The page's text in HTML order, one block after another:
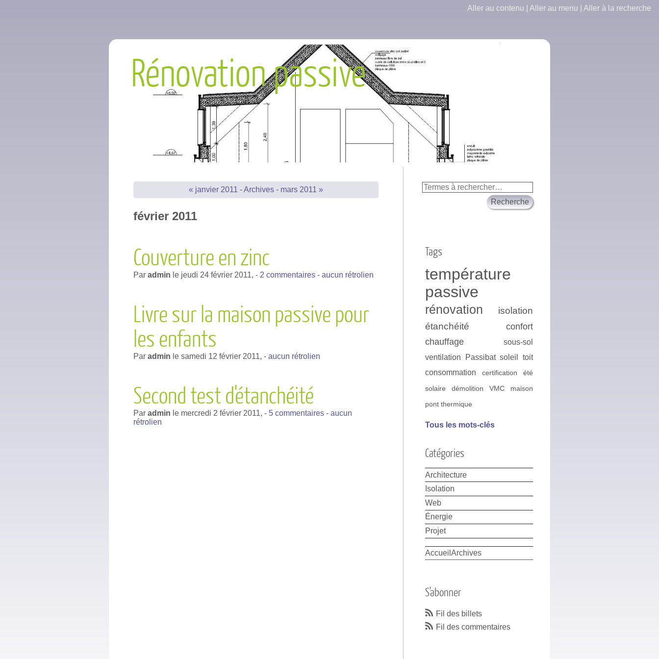
Rénovation passive
Aller au contenu Aller au menu Aller à la recherche
« janvier 2011 -Archives - mars 2011 »
février 2011
Couverture en zinc
Par admin le jeudi 24 février 2011, - 2 commentaires - aucun rétrolien
Livre sur la maison passive pour
les enfants
Par admin le samedi 12 février 2011, - aucun rétrolien
Second test d'étanchéité
Par admin le mercredi 2 février 2011, - 5 commentaires - aucun
rétrolien
Tags
température
passive
rénovation
isolation
étanchéité
confort
chauffage
sous-sol
ventilation
Passibat soleil
toit
consommation
certification
été
solaire
démolition VMC
maison
pont thermique
Tous les mots-clés
Catégories
Architecture
Isolation
Web
Énergie
Projet
Accueil Archives
S'abonner
Fil des billets
Fil des commentaires